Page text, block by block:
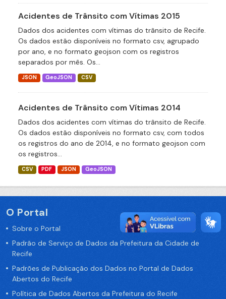
Acidentes de Trânsito com Vítimas 2015
Dados dos acidentes com vítimas do trânsito de Recife.
Os dados estão disponíveis no formato csv, agrupado
por ano, e no formato geojson com os registros
separados por mês. Os...
JSON GeoJSON CSV
Acidentes de Trânsito com Vítimas 2014
Dados dos acidentes com vítimas do trânsito de Recife.
Os dados estão disponíveis no formato csv, com todos
os registros do ano de 2014, e no formato geojson com
os registros...
CSV PDF JSON GeoJSON
O Portal
Sobre o Portal
Padrão de Serviço de Dados da Prefeitura da Cidade de
Recife
Padrões de Publicação dos Dados no Portal de Dados
Abertos do Recife
Política de Dados Abertos da Prefeitura do Recife